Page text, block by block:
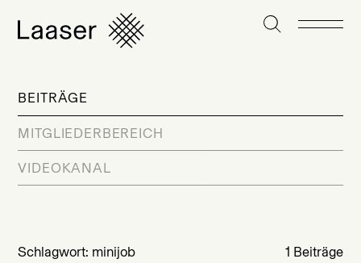
BEITRÄGE
MITGLIEDERBEREICH
VIDEOKANAL
Schlagwort: minijob 1 Beiträge